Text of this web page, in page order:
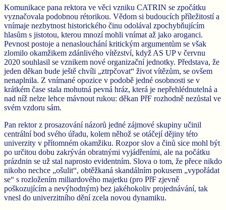
Komunikace pana rektora ve věci vzniku CATRIN se zpočátku
vyznačovala podobnou rétorikou. Vědom si budoucích příležitostí a
vnímaje nezbytnost historického činu odolával zpochybňujícím
hlasům s jistotou, kterou mnozí mohli vnímat až jako aroganci.
Pevnost postoje a nenaslouchání kritickým argumentům se však
zlomilo okamžikem zdánlivého vítězství, když AS UP v červnu
2020 souhlasil se vznikem nové organizační jednotky. Představa, že
jeden děkan bude ještě chvíli „ztrpčovat“ život vítězům, se ovšem
nenaplnila. Z vnímané opozice v podobě jedné osobnosti se v
krátkém čase stala mohutná pevná hráz, která je nepřehlédnutelná a
nad níž nelze lehce mávnout rukou: děkan PřF rozhodně nezůstal ve
svém vzdoru sám.
Pan rektor z prosazování názorů jedné zájmové skupiny učinil
centrální bod svého úřadu, kolem něhož se otáčejí dějiny této
univerzity v přítomném okamžiku. Rozpor slov a činů sice mohl být
po určitou dobu zakrýván obratnými vyjádřeními, ale na počátku
prázdnin se už stal naprosto evidentním. Slova o tom, že přece nikdo
nikoho nechce „ošulit“, obtěžkaná skandálním pokusem „vypořádat
se“ s rozložením miliardového majetku (pro PřF zjevně
poškozujícím a nevýhodným) bez jakéhokoliv projednávání, tak
vnesl do univerzitního dění zcela novou dynamiku.